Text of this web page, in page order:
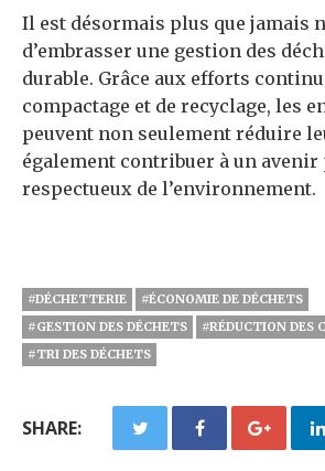
Il est désormais plus que jamais
d’embrasser une gestion des
durable. Grâce aux efforts
compactage et de recyclage, les
peuvent non seulement réduire
également contribuer à un avenir
respectueux de l’environnement.
#DÉCHETTERIE
#ÉCONOMIE DE DÉCHETS
#GESTION DES DÉCHETS
#RÉDUCTION DES
#TRI DES DÉCHETS
SHARE: